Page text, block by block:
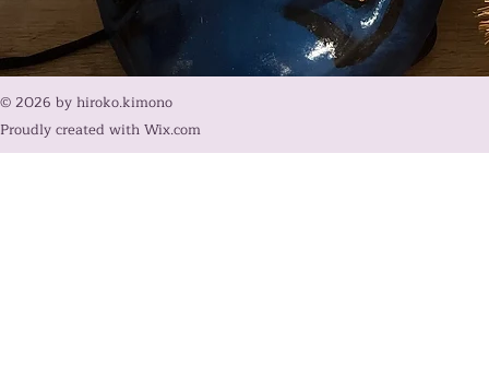
© 2026 by hiroko.kimono
Proudly created withWix.com